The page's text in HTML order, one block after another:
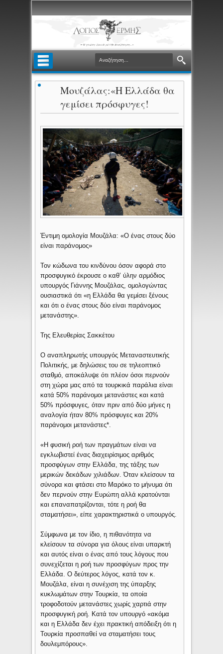
Μουζάλας:«Η Ελλάδα θα
γεμίσει πρόσφυγες!
Έντιμη ομολογία Μουζάλα: «Ο ένας στους δύο
είναι παράνομος»
Τον κώδωνα του κινδύνου όσον αφορά στο
προσφυγικό έκρουσε ο καθ’ ύλην αρμόδιος
υπουργός Γιάννης Μουζάλας, ομολογώντας
ουσιαστικά ότι «η Ελλάδα θα γεμίσει ξένους
και ότι ο ένας στους δύο είναι παράνομος
μετανάστης».
Της Ελευθερίας Σακκέτου
Ο αναπληρωτής υπουργός Μεταναστευτικής
Πολιτικής, με δηλώσεις του σε τηλεοπτικό
σταθμό, αποκάλυψε ότι πλέον όσοι περνούν
στη χώρα μας από τα τουρκικά παράλια είναι
κατά 50% παράνομοι μετανάστες και κατά
50% πρόσφυγες, όταν πριν από δύο μήνες η
αναλογία ήταν 80% πρόσφυγες και 20%
παράνομοι μετανάστες*.
«Η φυσική ροή των πραγμάτων είναι να
εγκλωβιστεί ένας διαχειρίσιμος αριθμός
προσφύγων στην Ελλάδα, της τάξης των
μερικών δεκάδων χιλιάδων. Όταν κλείσουν τα
σύνορα και φτάσει στο Μαρόκο το μήνυμα ότι
δεν περνούν στην Ευρώπη αλλά κρατούνται
και επαναπατρίζονται, τότε η ροή θα
σταματήσει», είπε χαρακτηριστικά ο υπουργός.
Σύμφωνα με τον ίδιο, η πιθανότητα να
κλείσουν τα σύνορα για όλους είναι υπαρκτή
και αυτός είναι ο ένας από τους λόγους που
συνεχίζεται η ροή των προσφύγων προς την
Ελλάδα. Ο δεύτερος λόγος, κατά τον κ.
Μουζάλα, είναι η συνέχιση της ύπαρξης
κυκλωμάτων στην Τουρκία, τα οποία
τροφοδοτούν μετανάστες χωρίς χαρτιά στην
προσφυγική ροή. Κατά τον υπουργό «ακόμα
και η Ελλάδα δεν έχει πρακτική απόδειξη ότι η
Τουρκία προσπαθεί να σταματήσει τους
δουλεμπόρους».